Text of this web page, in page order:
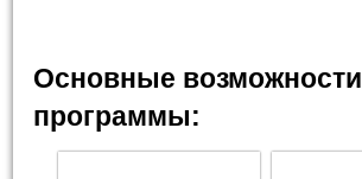
Основные возможности
программы: